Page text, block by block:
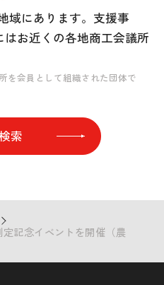
域にあります。 支援事
はお近くの各地商工会議所
を会員として組織された団体で
索
定記念イベントを開催（農